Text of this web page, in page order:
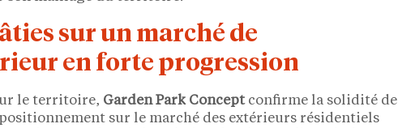
sur un marché de
en forte progression
le territoire, Garden Park Conceptconfirme la solidité de
sur le marché des extérieurs résidentiels